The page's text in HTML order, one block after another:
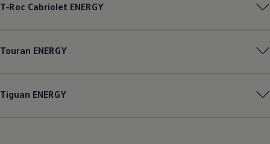
T‑Roc Cabriolet ENERGY
Touran ENERGY
Tiguan ENERGY